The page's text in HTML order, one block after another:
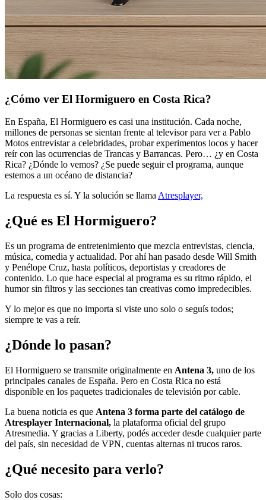
¿Cómo ver El Hormiguero en Costa Rica?
En España, El Hormiguero es casi una institución. Cada noche,
millones de personas se sientan frente al televisor para ver a Pablo
Motos entrevistar a celebridades, probar experimentos locos y hacer
reír con las ocurrencias de Trancas y Barrancas. Pero… ¿y en Costa
Rica? ¿Dónde lo vemos? ¿Se puede seguir el programa, aunque
estemos a un océano de distancia?
La respuesta es sí. Y la solución se llama Atresplayer,
¿Qué es El Hormiguero?
Es un programa de entretenimiento que mezcla entrevistas, ciencia,
música, comedia y actualidad. Por ahí han pasado desde Will Smith
y Penélope Cruz, hasta políticos, deportistas y creadores de
contenido. Lo que hace especial al programa es su ritmo rápido, el
humor sin filtros y las secciones tan creativas como impredecibles.
Y lo mejor es que no importa si viste uno solo o seguís todos;
siempre te vas a reír.
¿Dónde lo pasan?
El Hormiguero se transmite originalmente en Antena 3, uno de los
principales canales de España. Pero en Costa Rica no está
disponible en los paquetes tradicionales de televisión por cable.
La buena noticia es que Antena 3 forma parte del catálogo de
Atresplayer Internacional, la plataforma oficial del grupo
Atresmedia. Y gracias a Liberty, podés acceder desde cualquier parte
del país, sin necesidad de VPN, cuentas alternas ni trucos raros.
¿Qué necesito para verlo?
Solo dos cosas: